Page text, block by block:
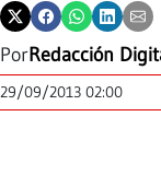
PorRedacción
29/09/2013 02:00